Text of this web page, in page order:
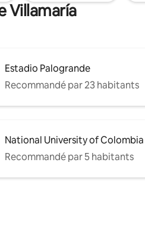
Villamaría
Estadio Palogrande
Recommandé par 23 habitants
National University of
Recommandé par 5 habitants